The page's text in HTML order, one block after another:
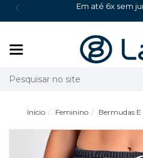
Em até 6x sem
Busca
Início Feminino Bermudas E